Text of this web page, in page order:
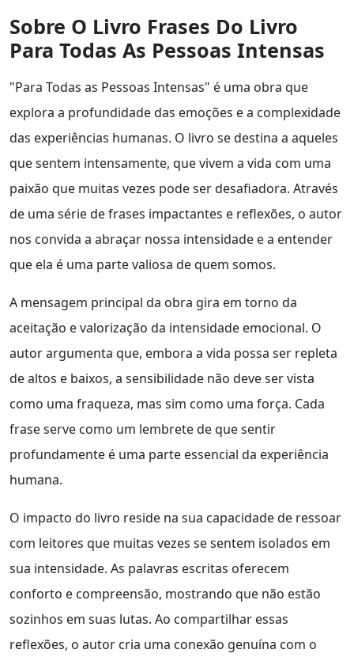
Sobre O Livro Frases Do Livro
Para Todas As Pessoas Intensas
"Para Todas as Pessoas Intensas" é uma obra que
explora a profundidade das emoções e a complexidade
das experiências humanas. O livro se destina a aqueles
que sentem intensamente, que vivem a vida com uma
paixão que muitas vezes pode ser desafiadora. Através
de uma série de frases impactantes e reflexões, o autor
nos convida a abraçar nossa intensidade e a entender
que ela é uma parte valiosa de quem somos.
A mensagem principal da obra gira em torno da
aceitação e valorização da intensidade emocional. O
autor argumenta que, embora a vida possa ser repleta
de altos e baixos, a sensibilidade não deve ser vista
como uma fraqueza, mas sim como uma força. Cada
frase serve como um lembrete de que sentir
profundamente é uma parte essencial da experiência
humana.
O impacto do livro reside na sua capacidade de ressoar
com leitores que muitas vezes se sentem isolados em
sua intensidade. As palavras escritas oferecem
conforto e compreensão, mostrando que não estão
sozinhos em suas lutas. Ao compartilhar essas
reflexões, o autor cria uma conexão genuína com o